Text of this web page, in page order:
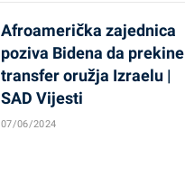
Afroamerička zajednica
poziva Bidena da prekine
transfer oružja Izraelu |
SAD Vijesti
07/06/2024